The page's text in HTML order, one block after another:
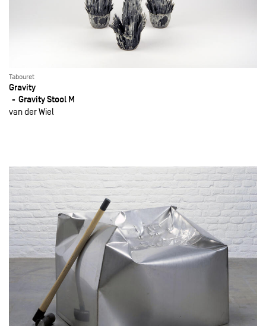
Tabouret
Gravity
Gravity Stool M
van der Wiel